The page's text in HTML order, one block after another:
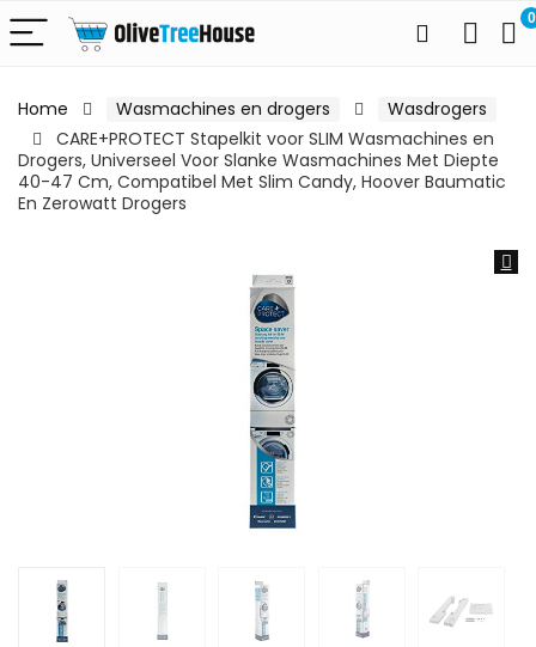
0
Home Wasmachines en drogers
Wasdrogers
CARE+PROTECT Stapelkit voor SLIM Wasmachines en
Drogers, Universeel Voor Slanke Wasmachines Met Diepte
40-47 Cm, Compatibel Met Slim Candy, Hoover Baumatic
En Zerowatt Drogers